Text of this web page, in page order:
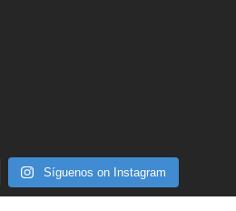
Síguenos on Instagram